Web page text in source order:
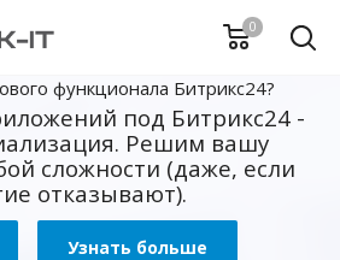
0
функционала Битрикс24?
под Битрикс24 -
Решим вашу
сложности (даже, если
отказывают).
Узнать больше